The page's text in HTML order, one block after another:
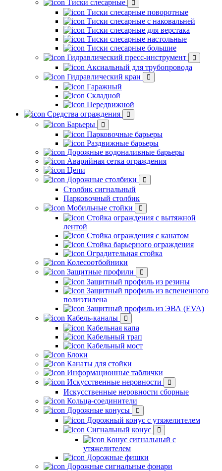
Тиски слесарные
Тиски слесарные поворотные
Тиски слесарные с наковальней
Тиски слесарные для верстака
Тиски слесарные настольные
Тиски слесарные большие
Гидравлический пресс-инструмент
Аксиальный для трубопровода
Гидравлический кран
Гаражный
Складной
Передвижной
Средства ограждения
Барьеры
Парковочные барьеры
Раздвижные барьеры
Дорожные водоналивные барьеры
Аварийная сетка ограждения
Цепи
Дорожные столбики
Столбик сигнальный
Парковочный столбик
Мобильные стойки
Стойка ограждения с вытяжной
лентой
Стойка ограждения с канатом
Стойка барьерного ограждения
Оградительная стойка
Колесоотбойники
Защитные профили
Защитный профиль из резины
Защитный профиль из вспененного
полиэтилена
Защитный профиль из ЭВА (EVA)
Кабель-каналы
Кабельная капа
Кабельный трап
Кабельный мост
Блоки
Канаты для стойки
Информационные таблички
Искусственные неровности
Искусственные неровности сборные
Кольца-соединители
Дорожные конусы
Дорожный конус с утяжелителем
Сигнальный конус
Конус сигнальный с
утяжелителем
Дорожные фишки
Дорожные сигнальные фонари